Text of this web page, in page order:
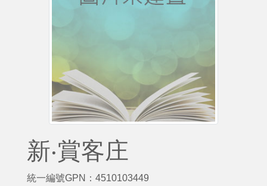
新‧賞客庄
統一編號GPN：4510103449